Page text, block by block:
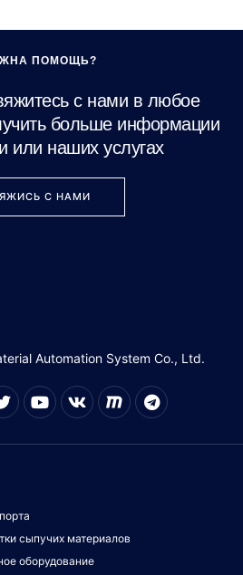
ПОМОЩЬ?
с нами в любое
больше информации
или наших услугах
С НАМИ
Automation System Co., Ltd.
сыпучих материалов
оборудование